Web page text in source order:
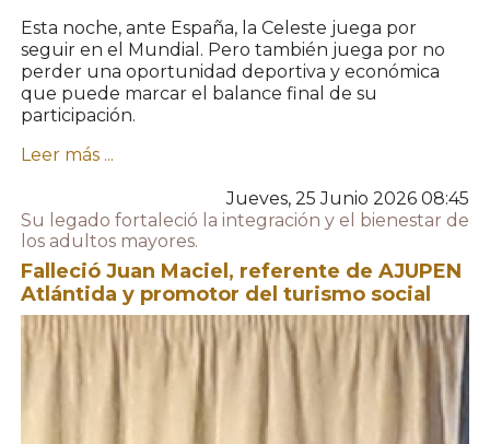
Esta noche, ante España, la Celeste juega por
seguir en el Mundial. Pero también juega por no
perder una oportunidad deportiva y económica
que puede marcar el balance final de su
participación.
Leer más ...
Jueves, 25 Junio 2026 08:45
Su legado fortaleció la integración y el bienestar de
los adultos mayores.
Falleció Juan Maciel, referente de AJUPEN
Atlántida y promotor del turismo social